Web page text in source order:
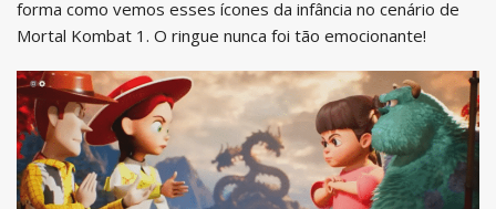
forma como vemos esses ícones da infância no cenário de
Mortal Kombat 1. O ringue nunca foi tão emocionante!